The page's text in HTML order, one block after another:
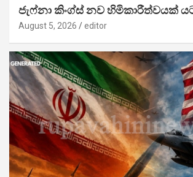
ජැෆ්නා කිංග්ස් නව හිමිකාරීත්වයක්
August 5, 2026 editor